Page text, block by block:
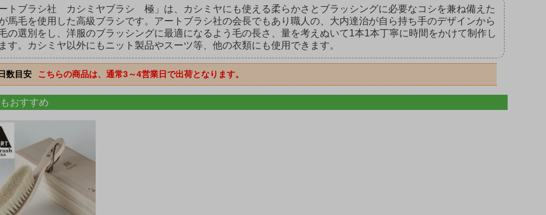
トブラシ社 カシミヤブラシ 極」は、カシミヤにも使える柔らかさとブラッシングに必要なコシを兼ね備えた
馬毛を使用した高級ブラシです。アートブラシ社の会長でもあり職人の、大内達治が自ら持ち手のデザインから
の選別をし、洋服のブラッシングに最適になるよう毛の長さ、量を考えぬいて1本1本丁寧に時間をかけて制作し
す。カシミヤ以外にもニット製品やスーツ等、他の衣類にも使用できます。
数目安 こちらの商品は、通常3～4営業日で出荷となります。
おすすめ